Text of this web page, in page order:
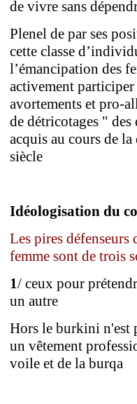
de vivre sans
Plenel de par ses
cette classe
l’émancipation des
activement
avortements et pro-
de détricotages " des
acquis au cours de
siècle
Idéologisation du
Les pires
femme sont de trois
1/ ceux pour
un autre
Hors le burkini n'est
un vêtement
voile et de la burqa